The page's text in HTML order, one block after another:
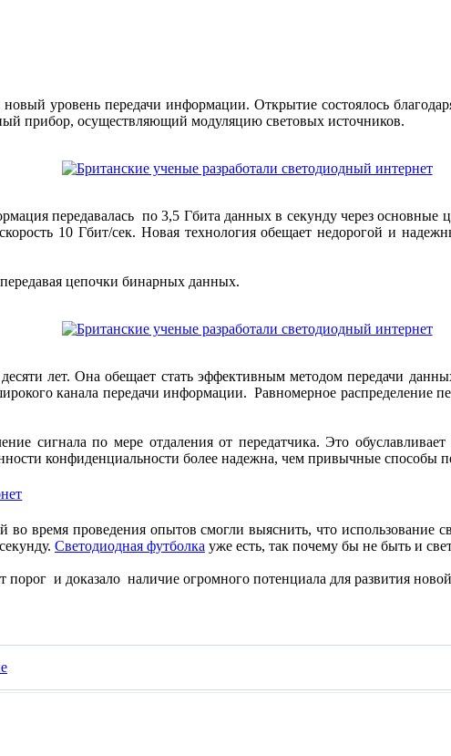
уровень передачи информации. Открытие состоялось
прибор, осуществляющий модуляцию световых источников.
передавалась по 3,5 Гбита данных в секунду через
10 Гбит/сек. Новая технология обещает недорогой и
цепочки бинарных данных.
лет. Она обещает стать эффективным методом передачи
канала передачи информации. Равномерное распределение
сигнала по мере отдаления от передатчика. Это
конфиденциальности более надежна, чем привычные способы
время проведения опытов смогли выяснить, что использование
Светодиодная футболка уже есть, так почему бы не быть и
и доказало наличие огромного потенциала для развития